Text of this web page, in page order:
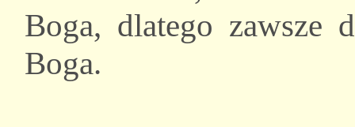
Boga, dlatego zawsze
Boga.